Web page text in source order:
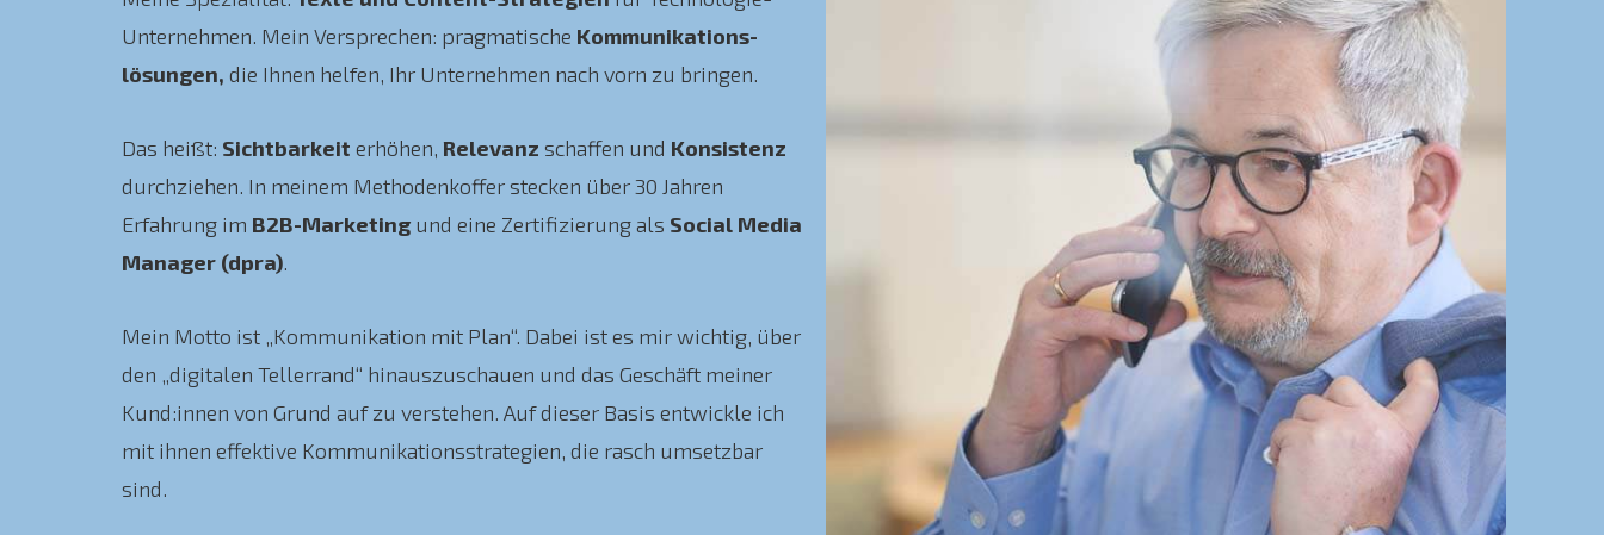
Unternehmen. Mein Versprechen: pragmatische Kommu­ni­ka­tions­
lösungen, die Ihnen helfen, Ihr Unternehmen nach vorn zu bringen.
Das heißt: Sichtbarkeit erhöhen, Relevanz schaffen und Konsistenz
durchziehen. In meinem Methodenkoffer stecken über 30 Jahren
Erfahrung im B2B-Marketing und eine Zertifizierung als Social Media
Manager (dpra).
Mein Motto ist „Kommunikation mit Plan“. Dabei ist es mir wichtig, über
den „digitalen Tellerrand“ hinauszuschauen und das Geschäft meiner
Kund:innen von Grund auf zu verstehen. Auf dieser Basis entwickle ich
mit ihnen effektive Kommunikationsstrategien, die rasch umsetzbar
sind.